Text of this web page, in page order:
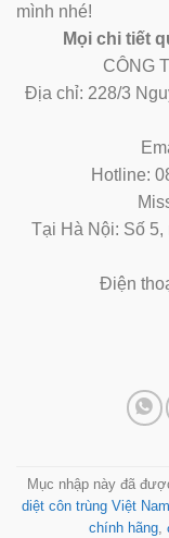
mình nhé!
Mọi chi tiết
CÔNG
Địa chỉ: 228/3
Hotline:
Tại Hà Nội: Số
Điện
Mục nhập này đã
diệt côn trùng Việt Nam
chính hãng,